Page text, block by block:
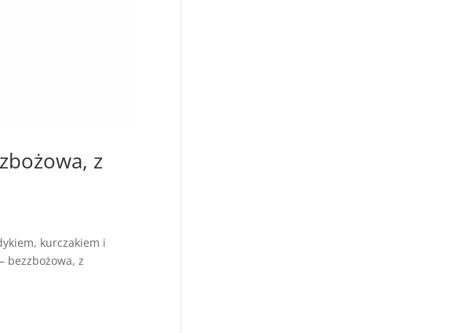
z
kurczakiem i
bezzbożowa, z